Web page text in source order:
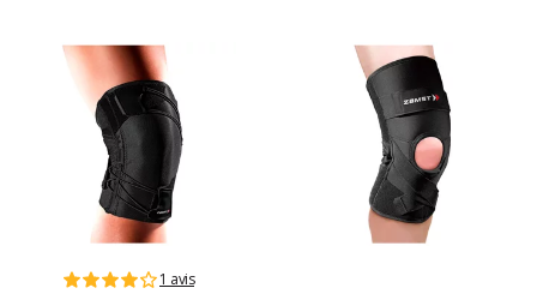
1 avis